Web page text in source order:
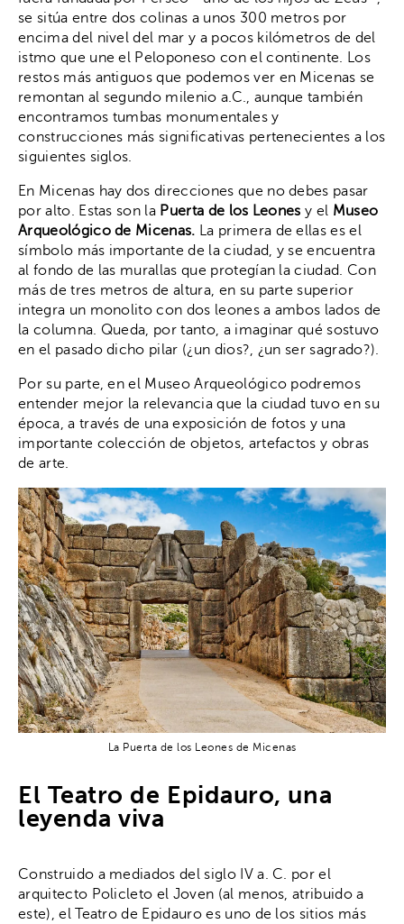
se sitúa entre dos colinas a unos 300 metros por
encima del nivel del mar y a pocos kilómetros de del
istmo que une el Peloponeso con el continente. Los
restos más antiguos que podemos ver en Micenas se
remontan al segundo milenio a.C., aunque también
encontramos tumbas monumentales y
construcciones más significativas pertenecientes a los
siguientes siglos.
En Micenas hay dos direcciones que no debes pasar
por alto. Estas son la Puerta de los Leones y el Museo
Arqueológico de Micenas. La primera de ellas es el
símbolo más importante de la ciudad, y se encuentra
al fondo de las murallas que protegían la ciudad. Con
más de tres metros de altura, en su parte superior
integra un monolito con dos leones a ambos lados de
la columna. Queda, por tanto, a imaginar qué sostuvo
en el pasado dicho pilar (¿un dios?, ¿un ser sagrado?).
Por su parte, en el Museo Arqueológico podremos
entender mejor la relevancia que la ciudad tuvo en su
época, a través de una exposición de fotos y una
importante colección de objetos, artefactos y obras
de arte.
La Puerta de los Leones de Micenas
El Teatro de Epidauro, una
leyenda viva
Construido a mediados del siglo IV a. C. por el
arquitecto Policleto el Joven (al menos, atribuido a
este), el Teatro de Epidauro es uno de los sitios más